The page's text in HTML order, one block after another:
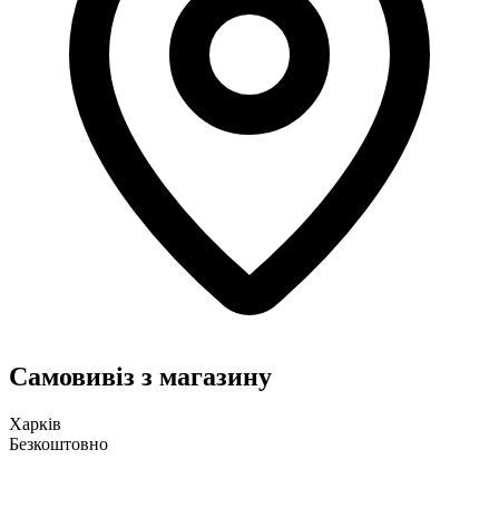
Самовивіз з магазину
Харків
Безкоштовно